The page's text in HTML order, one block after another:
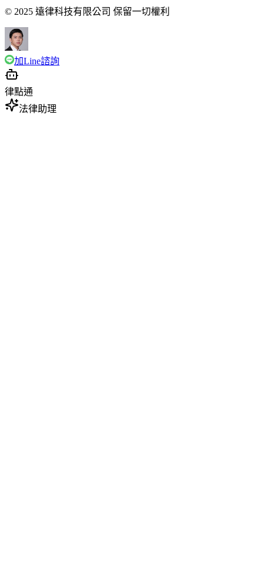
© 2025 遠律科技有限公司 保留一切權利
加Line諮詢
律點通
法律助理